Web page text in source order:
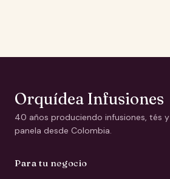
Orquídea Infusiones
40 años produciendo infusiones, tés y
panela desde Colombia.
Para tu negocio